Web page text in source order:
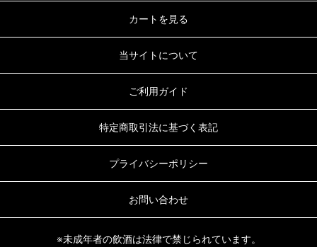
カートを見る
当サイトについて
ご利用ガイド
特定商取引法に基づく表記
プライバシーポリシー
お問い合わせ
※未成年者の飲酒は法律で禁じられています。